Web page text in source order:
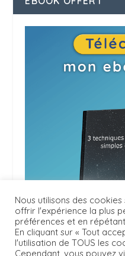
Nous utilisons des
offrir l'expérience la plus
préférences et en
En cliquant sur « Tout
l'utilisation de TOUS les
Cependant, vous pouvez